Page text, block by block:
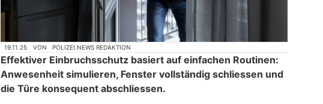
19.11.25 VON POLIZEI.NEWS REDAKTION
Effektiver Einbruchsschutz basiert auf einfachen Routinen:
Anwesenheit simulieren, Fenster vollständig schliessen und
die Türe konsequent abschliessen.